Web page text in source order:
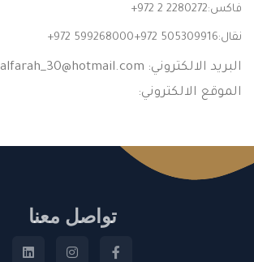
فاكس:+972 2 2280272
نقال:+972 599268000+972 505309916
البريد الالكتروني: alfarah_30@hotmail.com
الموقع الالكتروني:
تواصل معنا